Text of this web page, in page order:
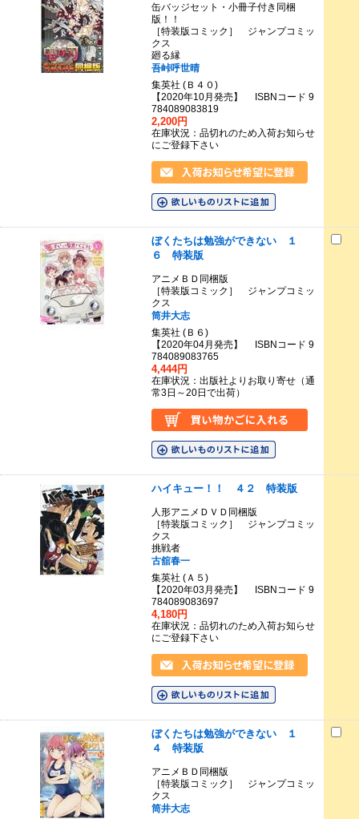
缶バッジセット・小冊子付き同梱
版！！
［特装版コミック］ ジャンプコミッ
クス
廻る縁
吾峠呼世晴
集英社 (Ｂ４０)
【2020年10月発売】 ISBNコード 9
784089083819
2,200円
在庫状況：品切れのため入荷お知らせ
にご登録下さい
ぼくたちは勉強ができない １
６ 特装版
アニメＢＤ同梱版
［特装版コミック］ ジャンプコミッ
クス
筒井大志
集英社 (Ｂ６)
【2020年04月発売】 ISBNコード 9
784089083765
4,444円
在庫状況：出版社よりお取り寄せ（通
常3日～20日で出荷）
ハイキュー！！ ４２ 特装版
人形アニメＤＶＤ同梱版
［特装版コミック］ ジャンプコミッ
クス
挑戦者
古舘春一
集英社 (Ａ５)
【2020年03月発売】 ISBNコード 9
784089083697
4,180円
在庫状況：品切れのため入荷お知らせ
にご登録下さい
ぼくたちは勉強ができない １
４ 特装版
アニメＢＤ同梱版
［特装版コミック］ ジャンプコミッ
クス
筒井大志